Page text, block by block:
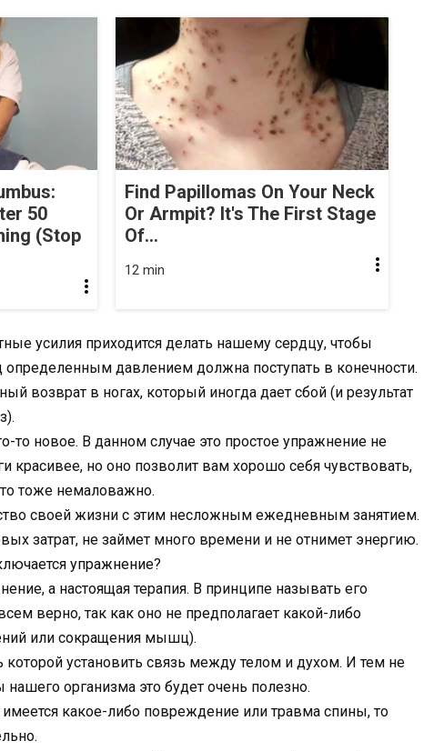
50
(Stop
Find Papillomas On Your Neck
Or Armpit? It's The First Stage
Of...
12 min
усилия приходится делать нашему сердцу, чтобы
определенным давлением должна поступать в конечности.
возврат в ногах, который иногда дает сбой (и результат
то новое. В данном случае это простое упражнение не
красивее, но оно позволит вам хорошо себя чувствовать,
тоже немаловажно.
своей жизни с этим несложным ежедневным занятием.
затрат, не займет много времени и не отнимет энергию.
упражнение?
а настоящая терапия. В принципе называть его
верно, так как оно не предполагает какой-либо
или сокращения мышц).
установить связь между телом и духом. И тем не
организма это будет очень полезно.
имеется какое-либо повреждение или травма спины, то